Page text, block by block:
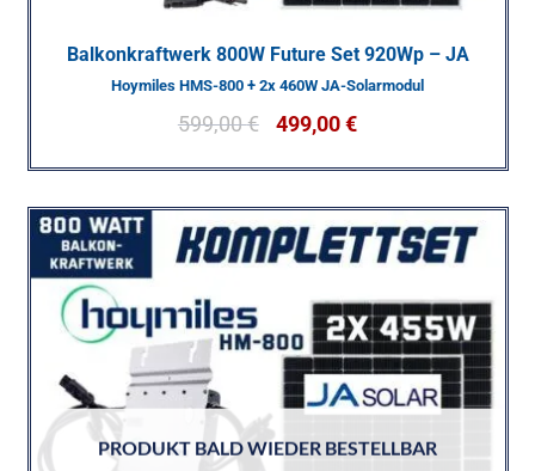
Balkonkraftwerk 800W Future Set 920Wp – JA
Hoymiles HMS-800 + 2x 460W JA-Solarmodul
599,00€ 499,00€
PRODUKT BALD WIEDER BESTELLBAR